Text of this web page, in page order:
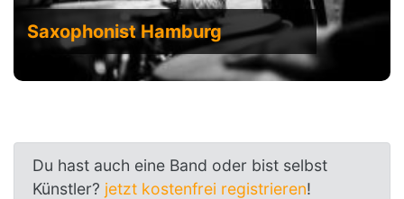
Saxophonist Hamburg
Du hast auch eine Band oder bist selbst
Künstler? jetzt kostenfrei registrieren!